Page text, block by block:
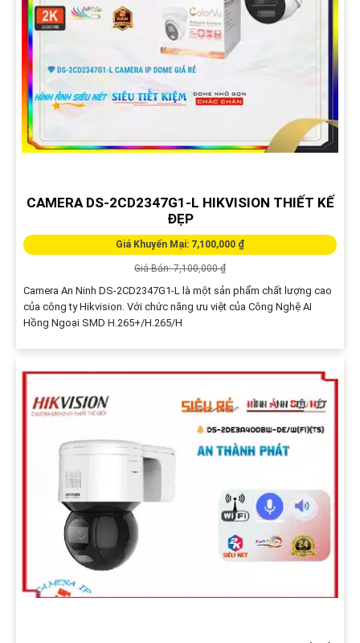
CAMERA DS-2CD2347G1-L HIKVISION THIẾT KẾ
ĐẸP
Giá Khuyến Mại: 7,100,000 ₫
Giá Bán: 7,100,000 ₫
Camera An Ninh DS-2CD2347G1-L là một sản phẩm chất lượng cao
của công ty Hikvision. Với chức năng ưu việt của Công Nghệ AI
Hồng Ngoại SMD H.265+/H.265/H